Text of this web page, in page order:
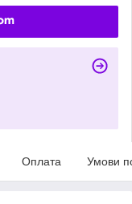
Оплата Умови